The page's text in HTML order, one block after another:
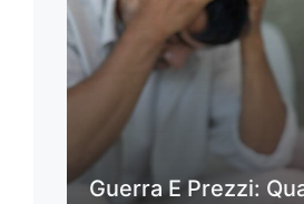
Guerra E Prezzi: